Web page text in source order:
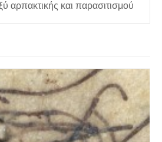
αρπακτικής και παρασιτισμού